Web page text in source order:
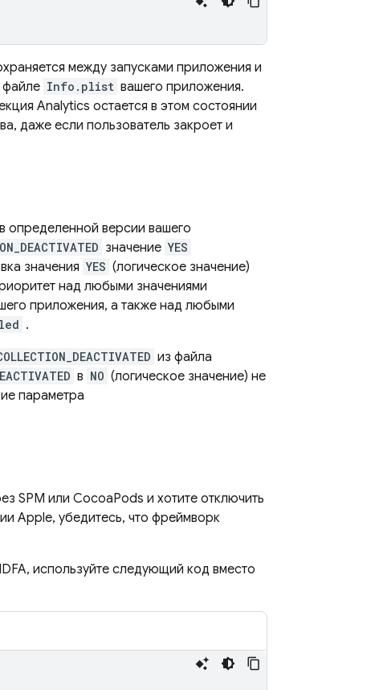
между запусками приложения и
файле Info.plist вашего приложения.
Analytics остается в этом состоянии
даже если пользователь закроет и
определенной версии вашего
значение YES
значения YES (логическое значение)
над любыми значениями
приложения, а также над любыми
.
из файла
в NO (логическое значение) не
параметра
SPM или CocoaPods и хотите отключить
Apple, убедитесь, что фреймворк
используйте следующий код вместо